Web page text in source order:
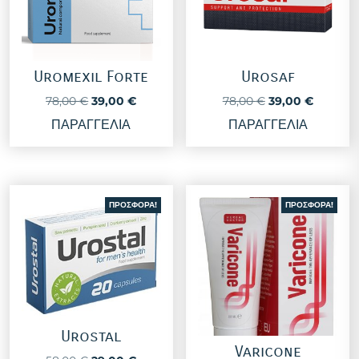
Uromexil Forte
78,00€ Original
price
was:
39,00€Η
ΠΑΡΑΓΓΕΛΙΑ
Urosaf
78,00€ Original
price
was:
39,00 €Η
ΠΑΡΑΓΓΕΛΙΑ
ΠΡΟΣΦΟΡΆ!
Urostal
ΠΡΟΣΦΟΡΆ!
Varicone